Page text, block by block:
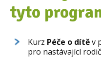
tyto
Kurz Péče o dítěv
pro nastávající